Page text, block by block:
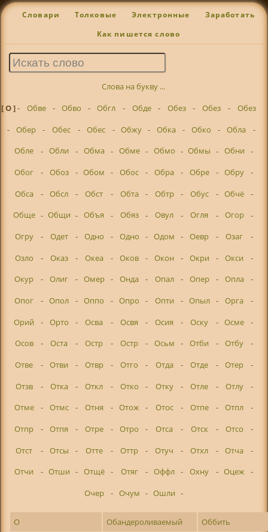
Словари Толковые Электронные Заработать
Как пишется слово
Слова на букву ...
[ О ]- Обве - Обво - Обгл - Обде - Обез - Обез -
Обез
-
Обер - Обес - Обес - Обжу - Обка - Обко - Обла
-
Обле
- Обли - Обма - Обме - Обмо - Обмы - Обни
-
Обог
- Обоз - Обом - Обос - Обра - Обре - Обру
-
Обса
- Обсл - Обст - Обта - Обтр - Обус - Обчё
-
Обще - Общи - Объя - Обяз - Овул - Огля - Огор
-
Огру
- Одет - Одно - Одно - Одом - Оевр - Озаг
-
Озло
- Оказ - Океа - Оков - Окон - Окри - Окси
-
Окур
- Олиг - Омер - Онда - Опал - Опер - Опла
-
Опог
- Опол - Оппо - Опро - Опти - Опыл - Орга
-
Орий
- Орто - Осва - Освя - Осия - Оску - Осме
-
Осов
- Оста - Остр - Остр - Осьм - Отби - Отбу
-
Отве
- Отви - Отвр - Отго - Отда - Отде - Отер
-
Отзв
- Отка - Откл - Отко - Отку - Отле - Отлу
-
Отме
- Отмс - Отня - Отож - Отос - Отпе - Отпл
-
Отпр
- Отпя - Отре - Отро - Отса - Отск - Отсо
-
Отст
- Отсы - Отте - Оттр - Отуч - Отхл - Отча
-
Отчи
- Отши - Отщё - Отяг - Оффл - Охну - Оцеж -
Очер
- Очум - Ошли -
О Обандероливаемый
Оббить